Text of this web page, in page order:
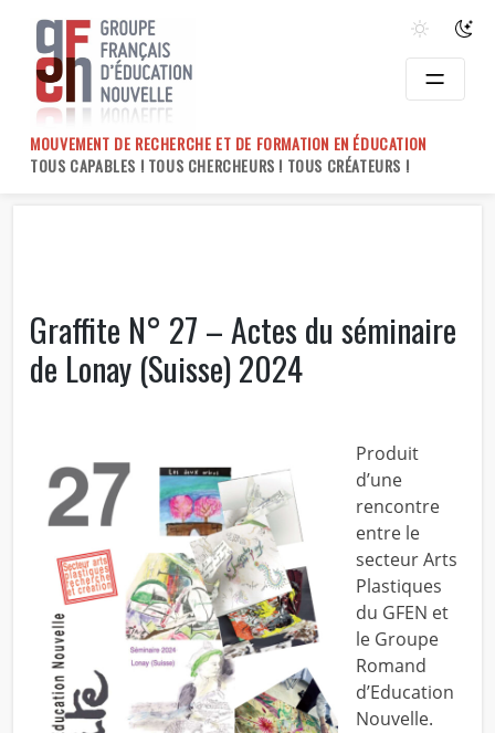
content
MOUVEMENT DE RECHERCHE ET DE FORMATION EN ÉDUCATION
TOUS CAPABLES ! TOUS CHERCHEURS ! TOUS CRÉATEURS !
Graffite N° 27 – Actes du séminaire
de Lonay (Suisse) 2024
Produit
d’une
rencontre
entre le
secteur Arts
Plastiques
du GFEN et
le Groupe
Romand
d’Education
Nouvelle.